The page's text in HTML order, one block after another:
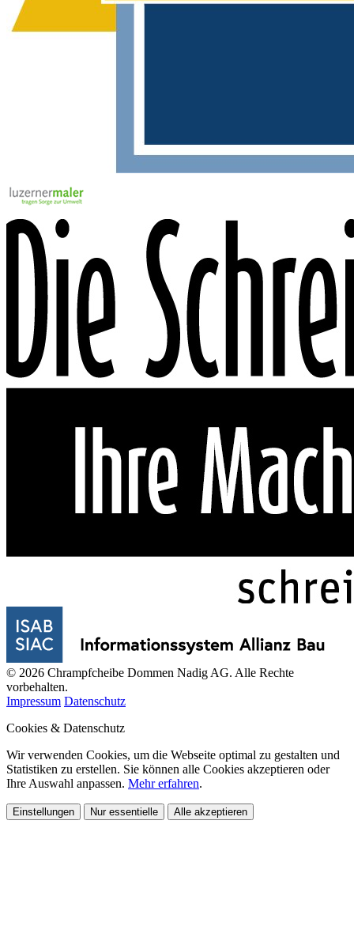
© 2026 Chrampfcheibe Dommen Nadig AG. Alle Rechte
vorbehalten.
Impressum Datenschutz
Cookies & Datenschutz
Wir verwenden Cookies, um die Webseite optimal zu gestalten und
Statistiken zu erstellen. Sie können alle Cookies akzeptieren oder
Ihre Auswahl anpassen. Mehr erfahren.
Einstellungen Nur essentielle Alle akzeptieren